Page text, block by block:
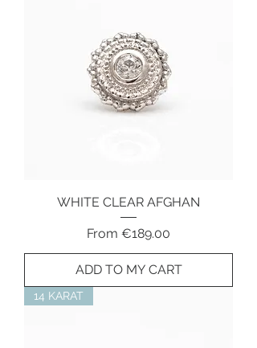
WHITE CLEAR AFGHAN
From €189.00
Sale Price
ADD TO MY CART
14 KARAT